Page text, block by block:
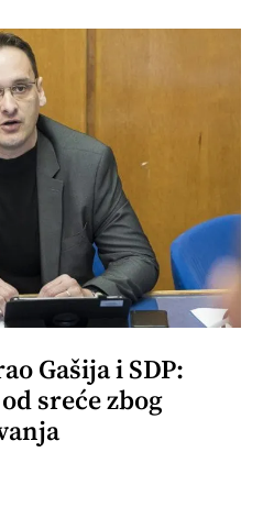
Gašija i SDP:
sreće zbog